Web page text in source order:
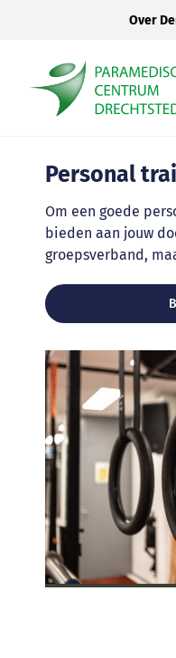
Over
Personal
Om een goede
bieden aan jouw
groepsverband,